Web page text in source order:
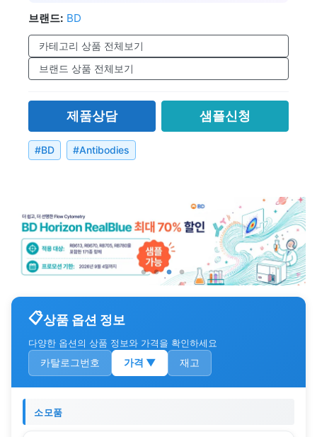
브랜드: BD
카테고리 상품 전체보기
브랜드 상품 전체보기
제품상담 샘플신청
#BD #Antibodies
상품 옵션 정보
다양한 옵션의 상품 정보와 가격을 확인하세요
카탈로그번호 가격 ▼ 재고
소모품